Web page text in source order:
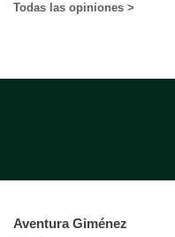
Todas las opiniones >
Aventura Giménez